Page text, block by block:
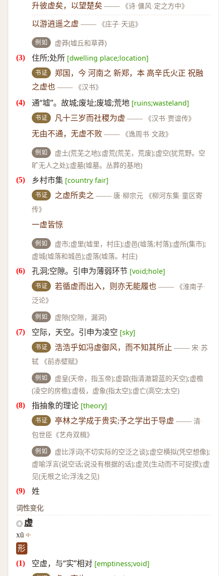
升彼虚矣，以望楚矣 —— 《诗·傭风·定之方中》
以游逍遥之虚 —— 《庄子·天运》
例如 虚莽(墟丘和草莽)
住所;处所 [dwelling place;location]
书证
郑国，今 河南之 新郑，本 高辛氏火正 祝融
之虚也 —— 《汉书》
通“墟”。故城;废址;废墟;荒地 [ruins;wasteland]
书证 凡十三岁而社稷为虚 —— 《汉书·贾谊传》
无由不通，无虚不败 —— 《逸周书·文政》
例如
虚土(荒芜之地);虚荒(荒芜，荒废);虚空(犹荒野。空
旷无人之处);虚墓(墟墓。丛葬的基地)
乡村市集 [country fair]
书证 之虚所卖之 —— 唐·柳宗元 《柳河东集·童区寄
传》
一虚皆惊
例如
虚市;虚里(墟里，村庄);虚邑(墟落;村落);虚所(集市);
虚城(墟落和城邑);虚落(墟落。村庄)
孔洞;空隙。引申为薄弱环节 [void;hole]
书证 若循虚而出入，则亦无能履也 ——
《淮南子·
泛论》
例如 虚隙(空隙，漏洞)
空际，天空。引申为凌空 [sky]
书证 浩浩乎如冯虚御风，而不知其所止 —— 宋·苏
轼 《前赤壁赋》
例如
虚皇(天帝，指玉帝);虚碧(指清澈碧蓝的天空);虚檐
(凌空的房檐);虚极，虚象(指太空);虚亡(高空;太空)
指抽象的理论 [theory]
书证 亭林之学成于贵实;予之学出于导虚 —— 清·
包世臣《艺舟双楫》
例如
虚比浮词(不切实际的空泛之谈);虚空横拟(凭空想像);
虚喻浮言(说空话;说没有根据的话);虚灵(生动而不可捉摸);虚
见(无根之论;浮浅之见)
姓
词性变化
◎ 虚
xū
形
空虚，与“实”相对 [emptiness;void]